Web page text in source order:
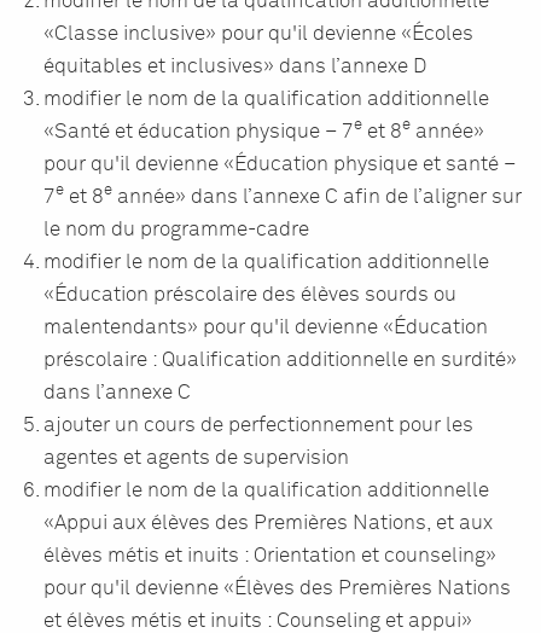
«Classe inclusive» pour qu'il devienne «Écoles
équitables et inclusives» dans l’annexe D
modifier le nom de la qualification additionnelle
«Santé et éducation physique – 7e et 8e année»
pour qu'il devienne «Éducation physique et santé –
7e et 8e année» dans l’annexe C afin de l’aligner sur
le nom du programme-cadre
modifier le nom de la qualification additionnelle
«Éducation préscolaire des élèves sourds ou
malentendants» pour qu'il devienne «Éducation
préscolaire : Qualification additionnelle en surdité»
dans l’annexe C
ajouter un cours de perfectionnement pour les
agentes et agents de supervision
modifier le nom de la qualification additionnelle
«Appui aux élèves des Premières Nations, et aux
élèves métis et inuits : Orientation et counseling»
pour qu'il devienne «Élèves des Premières Nations
et élèves métis et inuits : Counseling et appui»